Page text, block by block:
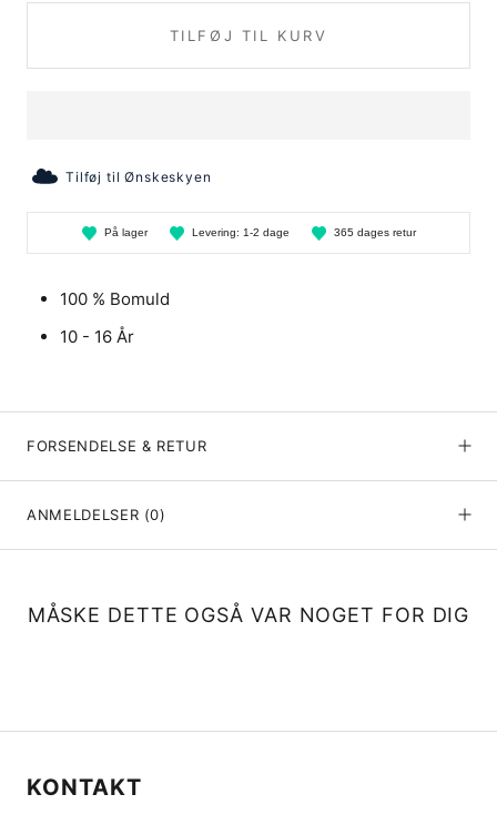
TILFØJ TIL KURV
Tilføj til Ønskeskyen
På lager Levering: 1-2 dage 365 dages retur
100 % Bomuld
10 - 16 År
FORSENDELSE & RETUR
ANMELDELSER (0)
MÅSKE DETTE OGSÅ VAR NOGET FOR DIG
KONTAKT